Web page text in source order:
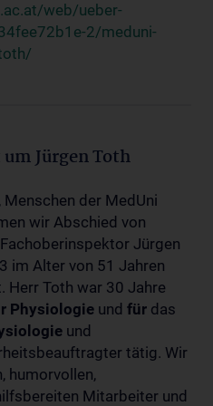
web/ueber-
2/meduni-
Jürgen Toth
der MedUni
wir Abschied von
Jürgen
im Alter von 51 Jahren
Herr Toth war 30 Jahre
Physiologie und für das
und
tätig. Wir
humorvollen,
Mitarbeiter und